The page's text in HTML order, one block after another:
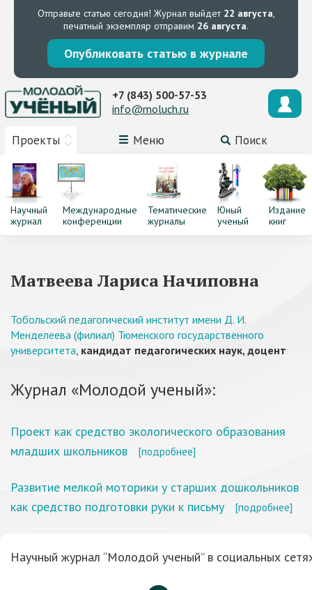
Отправьте статью сегодня! Журнал выйдет 22 августа,
печатный экземпляр отправим 26 августа.
Опубликовать статью в журнале
Проекты Меню Поиск
+7 (843) 500-57-53
info@moluch.ru
Научный
журнал
Международные
конференции
Тематические
журналы
Юный
ученый
Издание
книг
Матвеева Лариса Начиповна
Тобольский педагогический институт имени Д. И.
Менделеева (филиал) Тюменского государственного
университета, кандидат педагогических наук, доцент
Журнал «Молодой ученый»:
Проект как средство экологического образования
младших школьников
[подробнее]
Развитие мелкой моторики у старших дошкольников
как средство подготовки руки к письму
[подробнее]
Научный журнал “Молодой ученый” в социальных